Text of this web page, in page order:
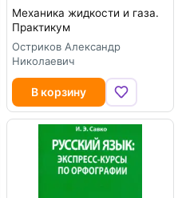
Механика жидкости и газа.
Практикум
Остриков Александр
Николаевич
В корзину